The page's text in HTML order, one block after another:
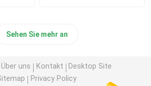
Sehen Sie mehr an
Über uns Kontakt
Desktop Site
Privacy Policy